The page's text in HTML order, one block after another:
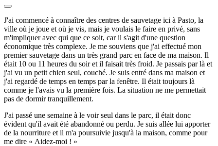
J'ai commencé à connaître des centres de sauvetage ici à Pasto, la
ville où je joue et où je vis, mais je voulais le faire en privé, sans
m'impliquer avec qui que ce soit, car il s'agit d'une question
économique très complexe. Je me souviens que j'ai effectué mon
premier sauvetage dans un très grand parc en face de ma maison. Il
était 10 ou 11 heures du soir et il faisait très froid. Je passais par là et
j'ai vu un petit chien seul, couché. Je suis entré dans ma maison et
j'ai regardé de temps en temps par la fenêtre. Il était toujours là
comme je l'avais vu la première fois. La situation ne me permettait
pas de dormir tranquillement.
J'ai passé une semaine à le voir seul dans le parc, il était donc
évident qu'il avait été abandonné ou perdu. Je suis allée lui apporter
de la nourriture et il m'a poursuivie jusqu'à la maison, comme pour
me dire « Aidez-moi ! »